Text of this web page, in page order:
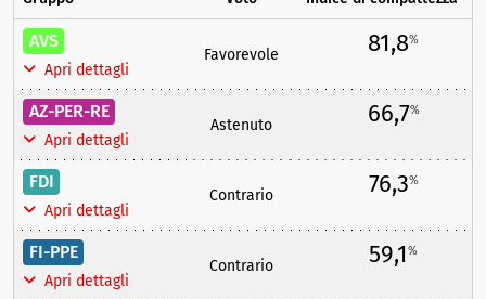
AVS
Apri dettagli
Favorevole 81,8%
AZ-PER-RE
Apri dettagli
Astenuto 66,7%
FDI
Apri dettagli
Contrario 76,3%
FI-PPE
Apri dettagli
Contrario 59,1%